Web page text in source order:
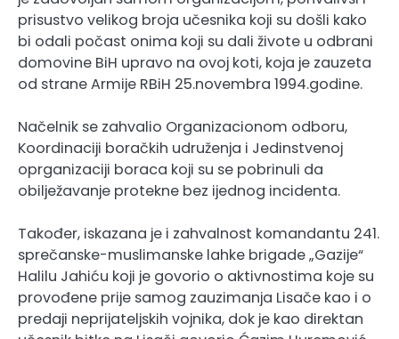
prisustvo velikog broja učesnika koji su došli kako
bi odali počast onima koji su dali živote u odbrani
domovine BiH upravo na ovoj koti, koja je zauzeta
od strane Armije RBiH 25.novembra 1994.godine.
Načelnik se zahvalio Organizacionom odboru,
Koordinaciji boračkih udruženja i Jedinstvenoj
oprganizaciji boraca koji su se pobrinuli da
obilježavanje protekne bez ijednog incidenta.
Također, iskazana je i zahvalnost komandantu 241.
sprečanske-muslimanske lahke brigade „Gazije“
Halilu Jahiću koji je govorio o aktivnostima koje su
provođene prije samog zauzimanja Lisače kao i o
predaji neprijateljskih vojnika, dok je kao direktan